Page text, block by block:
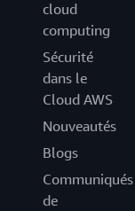
cloud
computing
Sécurité
dans le
Cloud AWS
Nouveautés
Blogs
Communiqués
de